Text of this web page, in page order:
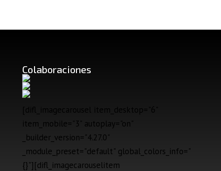
Colaboraciones
item_mobile="3" autoplay="on"
_builder_version="4.27.0"
_module_preset="default" global_colors_info="
{}"][difl_imagecarouselitem